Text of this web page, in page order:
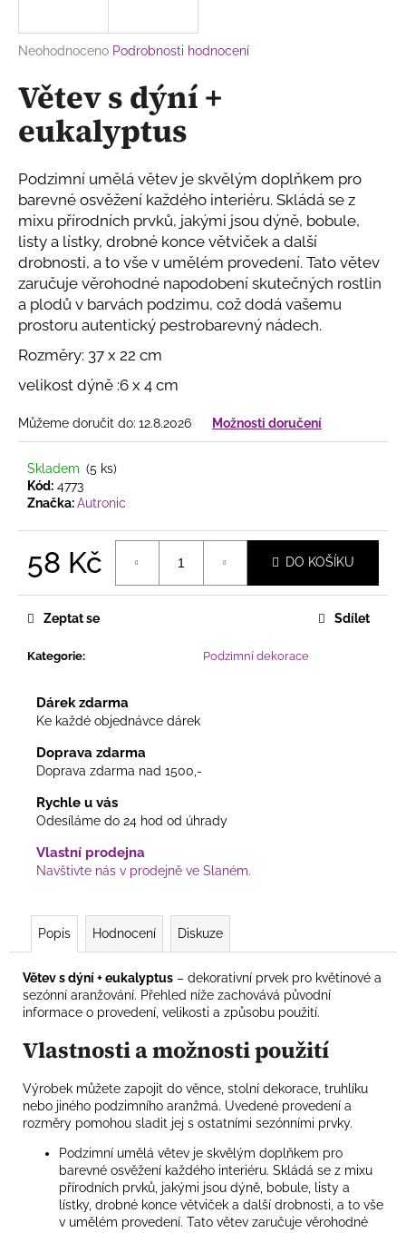
Průměrné
produktu
je
z
hvězdiček.
Neohodnoceno Podrobnosti hodnocení
Větev s dýní +
eukalyptus
Podzimní umělá větev je skvělým doplňkem pro
barevné osvěžení každého interiéru. Skládá se z
mixu přírodních prvků, jakými jsou dýně, bobule,
listy a lístky, drobné konce větviček a další
drobnosti, a to vše v umělém provedení. Tato větev
zaručuje věrohodné napodobení skutečných rostlin
a plodů v barvách podzimu, což dodá vašemu
prostoru autentický pestrobarevný nádech.
Rozměry: 37 x 22 cm
velikost dýně :6 x 4 cm
Můžeme doručit do: 12.8.2026 Možnosti doručení
Skladem (5 ks)
Kód: 4773
Značka:Autronic
58 Kč DO KOŠÍKU
Kategorie: Podzimní dekorace
Zeptat se Sdílet
Dárek zdarma
Ke každé objednávce dárek
Doprava zdarma
Doprava zdarma nad 1500,-
Rychle u vás
Odesíláme do 24 hod od úhrady
Vlastní prodejna
Navštivte nás v prodejně ve Slaném.
Popis Hodnocení Diskuze
Větev s dýní + eukalyptus – dekorativní prvek pro květinové a
sezónní aranžování. Přehled níže zachovává původní
informace o provedení, velikosti a způsobu použití.
Vlastnosti a možnosti použití
Výrobek můžete zapojit do věnce, stolní dekorace, truhlíku
nebo jiného podzimního aranžmá. Uvedené provedení a
rozměry pomohou sladit jej s ostatními sezónními prvky.
Podzimní umělá větev je skvělým doplňkem pro
barevné osvěžení každého interiéru. Skládá se z mixu
přírodních prvků, jakými jsou dýně, bobule, listy a
lístky, drobné konce větviček a další drobnosti, a to vše
v umělém provedení. Tato větev zaručuje věrohodné
j
t
?
D
o
p
o
u
u
j
e
m
e
SAMETOVÉ
STUHY
S
HEBKÝM
POVRCHEM
DEKORAČNÍ
ČTYŘECH
ŠÍŘKÁCH